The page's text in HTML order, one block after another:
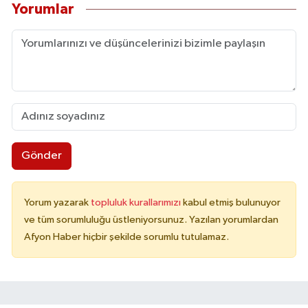
Yorumlar
Gönder
Yorum yazarak topluluk kurallarımızı kabul etmiş bulunuyor
ve tüm sorumluluğu üstleniyorsunuz. Yazılan yorumlardan
Afyon Haber hiçbir şekilde sorumlu tutulamaz.